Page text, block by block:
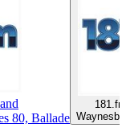
80, Ballade